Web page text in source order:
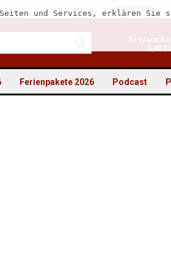
Kundenlogin
Ihr
0,00
und Services, erklären Sie
Podcast
Ferienpakete 2026